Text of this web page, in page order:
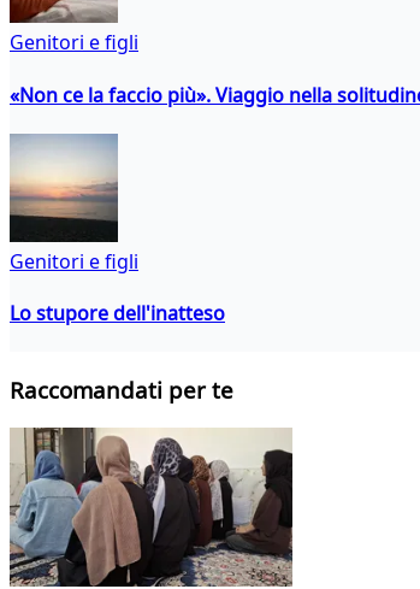
Genitori e figli
«Non ce la faccio più». Viaggio nella
Genitori e figli
Lo stupore dell'inatteso
Raccomandati per te